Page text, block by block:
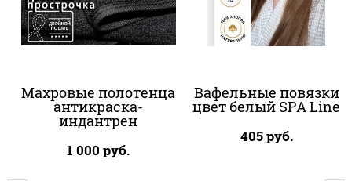
Махровые полотенца
антикраска-
индантрен
1 000 руб.
Вафельные повязки
цвет белый SPA Line
405руб.